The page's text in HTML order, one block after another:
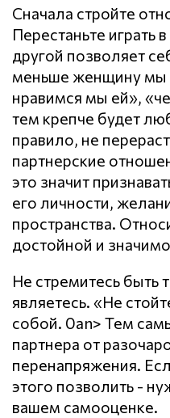
Сначала стройте
Перестаньте играть
другой позволяет
меньше женщину
нравимся мы ей»,
тем крепче будет
правило, не
партнерские
это значит
его личности,
пространства.
достойной и
Не стремитесь быть
являетесь. «Не
собой. 0an> Тем
партнера от
перенапряжения.
этого позволить -
вашем самооценке.